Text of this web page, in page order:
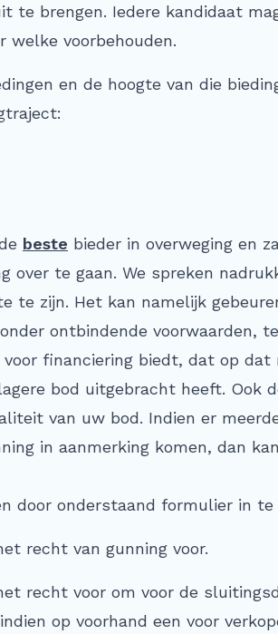
te brengen. Iedere kandidaat
voorbehouden.
en de hoogte van die
beste bieder in overweging en
over te gaan. We spreken
te zijn. Het kan namelijk
ontbindende voorwaarden,
voor financiering biedt, dat op
bod uitgebracht heeft. Ook
van uw bod. Indien er
in aanmerking komen, dan
door onderstaand formulier in
recht van gunning voor.
recht voor om voor de
op voorhand een voor